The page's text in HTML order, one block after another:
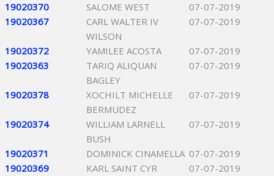
19020370 SALOME WEST
07-07-2019
19020367
CARL WALTER IV
WILSON
07-07-2019
19020372 YAMILEE ACOSTA
07-07-2019
19020363
TARIQ ALIQUAN
BAGLEY
07-07-2019
19020378
XOCHILT MICHELLE
BERMUDEZ
07-07-2019
19020374
WILLIAM LARNELL
BUSH
07-07-2019
19020371 DOMINICK CINAMELLA 07-07-2019
19020369
KARL SAINT CYR
07-07-2019